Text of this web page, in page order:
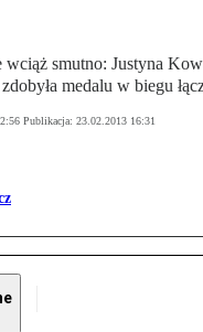
wciąż smutno: Justyna
medalu w biegu
Publikacja: 23.02.2013 16:31